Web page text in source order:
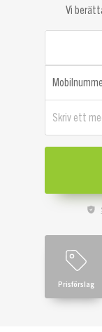
Vi
Skriv ett
Prisförslag